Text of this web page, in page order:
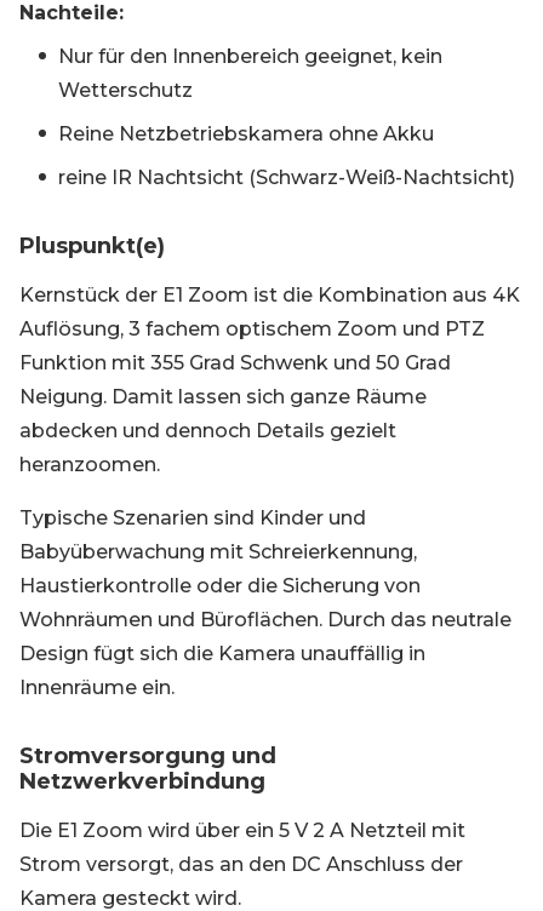
Nachteile:
Nur für den Innenbereich geeignet, kein
Wetterschutz
Reine Netzbetriebskamera ohne Akku
reine IR Nachtsicht (Schwarz-Weiß-Nachtsicht)
Pluspunkt(e)
Kernstück der E1 Zoom ist die Kombination aus 4K
Auflösung, 3 fachem optischem Zoom und PTZ
Funktion mit 355 Grad Schwenk und 50 Grad
Neigung. Damit lassen sich ganze Räume
abdecken und dennoch Details gezielt
heranzoomen.
Typische Szenarien sind Kinder und
Babyüberwachung mit Schreierkennung,
Haustierkontrolle oder die Sicherung von
Wohnräumen und Büroflächen. Durch das neutrale
Design fügt sich die Kamera unauffällig in
Innenräume ein.
Stromversorgung und
Netzwerkverbindung
Die E1 Zoom wird über ein 5 V 2 A Netzteil mit
Strom versorgt, das an den DC Anschluss der
Kamera gesteckt wird.